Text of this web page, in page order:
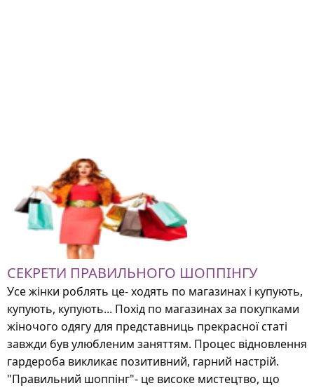
СЕКРЕТИ ПРАВИЛЬНОГО ШОППІНГУ
Усе жінки роблять це- ходять по магазинах і купують,
купують, купують... Похід по магазинах за покупками
жіночого одягу для представниць прекрасної статі
завжди був улюбленим заняттям. Процес відновлення
гардероба викликає позитивний, гарний настрій.
"Правильний шоппінг"- це високе мистецтво, що